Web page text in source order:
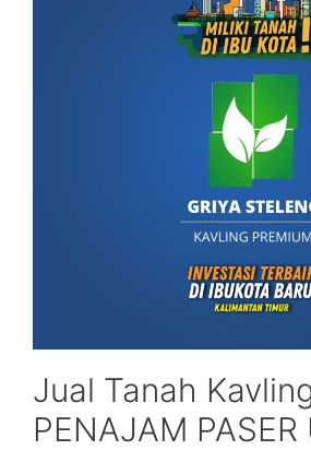
Jual Tanah
PENAJAM PASER